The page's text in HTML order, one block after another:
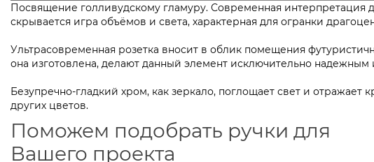
Посвящение голливудскому гламуру. Современная
скрывается игра объёмов и света, характерная для огранки
Ультрасовременная розетка вносит в облик помещения
она изготовлена, делают данный элемент исключительно
Безупречно-гладкий хром, как зеркало, поглощает свет и
других цветов.
Поможем подобрать ручки для
Вашего проекта